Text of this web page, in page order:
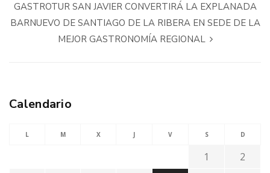
GASTROTUR SAN JAVIER CONVERTIRÁ LA EXPLANADA
BARNUEVO DE SANTIAGO DE LA RIBERA EN SEDE DE LA
MEJOR GASTRONOMÍA REGIONAL
Calendario
L M X J V S D
1
2